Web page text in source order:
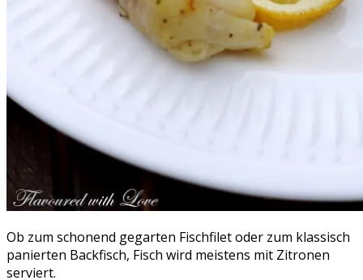
Ob zum schonend gegarten Fischfilet oder zum klassisch
panierten Backfisch, Fisch wird meistens mit Zitronen
serviert.